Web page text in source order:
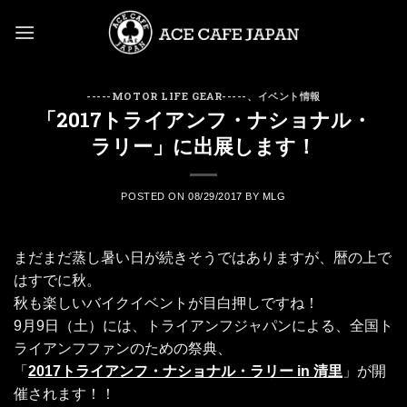
-----MOTOR LIFE GEAR----- 、 イベント情報
「2017トライアンフ・ナショナル・
ラリー」に出展します！
POSTED ON08/29/2017 BY MLG
まだまだ蒸し暑い日が続きそうではありますが、暦の上で
はすでに秋。
秋も楽しいバイクイベントが目白押しですね！
9月9日（土）には、トライアンフジャパンによる、全国ト
ライアンフファンのための祭典、
「 2017トライアンフ・ナショナル・ラリー in 清里 」が開
催されます！！